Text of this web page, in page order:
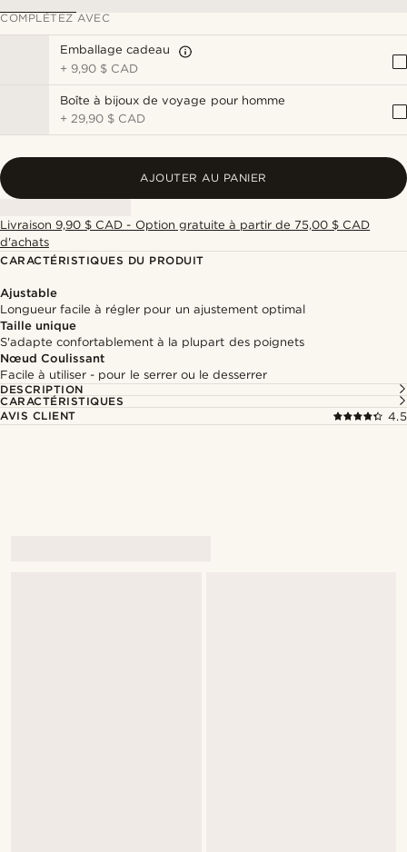
COMPLÉTEZ AVEC
Emballage cadeau
+ 9,90 $ CAD
Boîte à bijoux de voyage pour homme
+ 29,90 $ CAD
AJOUTER AU PANIER
Livraison 9,90 $ CAD - Option gratuite à partir de 75,00 $ CAD
d'achats
CARACTÉRISTIQUES DU PRODUIT
Ajustable
Longueur facile à régler pour un ajustement optimal
Taille unique
S'adapte confortablement à la plupart des poignets
Nœud Coulissant
Facile à utiliser - pour le serrer ou le desserrer
DESCRIPTION
CARACTÉRISTIQUES
AVIS CLIENT
4.5